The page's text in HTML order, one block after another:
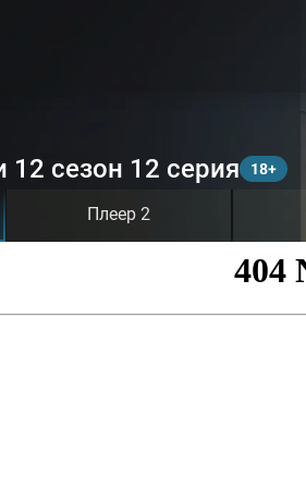
12 сезон 12 серия
Плеер 2